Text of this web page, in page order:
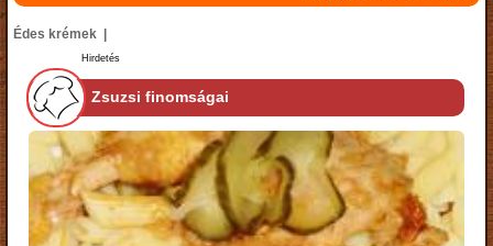
Édes krémek |
Hirdetés
Zsuzsi finomságai